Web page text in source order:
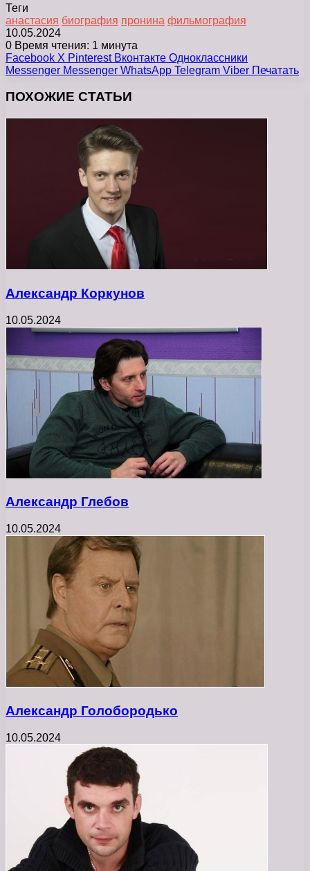
Теги
анастасия биография пронина фильмография
10.05.2024
0 Время чтения: 1 минута
Facebook X Pinterest Вконтакте Одноклассники
Messenger Messenger WhatsApp Telegram Viber Печатать
ПОХОЖИЕ СТАТЬИ
Александр Коркунов
10.05.2024
Александр Глебов
10.05.2024
Александр Голобородько
10.05.2024